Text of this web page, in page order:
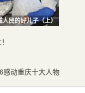
人民的好儿子（上）
感动重庆十大人物